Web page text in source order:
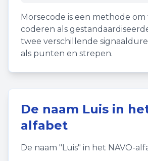
Morsecode is een methode
coderen als
twee verschillende
als punten en strepen.
De naam Luis in
alfabet
De naam "Luis" in het NAVO-